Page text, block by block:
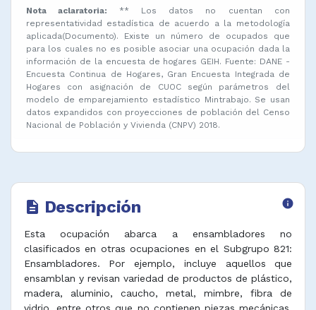
Nota aclaratoria:
** Los datos no cuentan con
representatividad estadística de acuerdo a la metodología
aplicada(Documento). Existe un número de ocupados que
para los cuales no es posible asociar una ocupación dada la
información de la encuesta de hogares GEIH. Fuente: DANE -
Encuesta Continua de Hogares, Gran Encuesta Integrada de
Hogares con asignación de CUOC según parámetros del
modelo de emparejamiento estadístico Mintrabajo. Se usan
datos expandidos con proyecciones de población del Censo
Nacional de Población y Vivienda (CNPV) 2018.
description Descripción info
Esta ocupación abarca a ensambladores no
clasificados en otras ocupaciones en el Subgrupo 821:
Ensambladores. Por ejemplo, incluye aquellos que
ensamblan y revisan variedad de productos de plástico,
madera, aluminio, caucho, metal, mimbre, fibra de
vidrio, entre otros que no contienen piezas mecánicas,